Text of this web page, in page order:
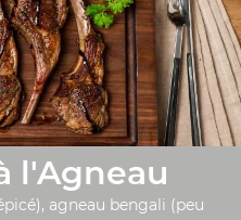
l'Agneau
agneau bengali (peu